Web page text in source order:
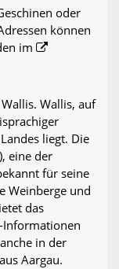
oder
können
im
Wallis, auf
liegt. Die
eine der
für seine
Weinberge und
das
Informationen
in der
Aargau.